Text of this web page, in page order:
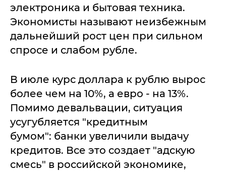
электроника и бытовая техника.
Экономисты называют неизбежным
дальнейший рост цен при сильном
спросе и слабом рубле.
В июле курс доллара к рублю вырос
более чем на 10%, а евро - на 13%.
Помимо девальвации, ситуация
усугубляется "кредитным
бумом": банки увеличили выдачу
кредитов. Все это создает "адскую
смесь" в российской экономике,